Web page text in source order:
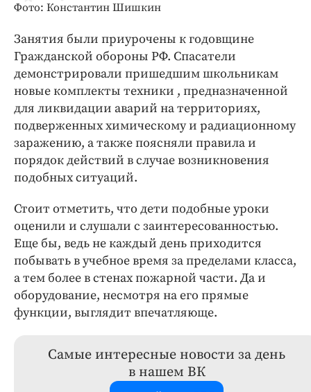
Голодный шпион
Фото: Константин Шишкин
Занятия были приурочены к годовщине
Гражданской обороны РФ. Спасатели
демонстрировали пришедшим школьникам
новые комплекты техники , предназначенной
для ликвидации аварий на территориях,
подверженных химическому и радиационному
заражению, а также поясняли правила и
порядок действий в случае возникновения
подобных ситуаций.
Стоит отметить, что дети подобные уроки
оценили и слушали с заинтересованностью.
Еще бы, ведь не каждый день приходится
побывать в учебное время за пределами класса,
а тем более в стенах пожарной части. Да и
оборудование, несмотря на его прямые
функции, выглядит впечатляюще.
Самые интересные новости за день
в нашем ВК